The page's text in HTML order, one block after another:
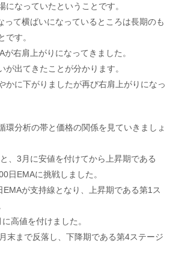
になっていたということです。
って横ばいになっているところは長期のも
です。
右肩上がりになってきました。
が出てきたことが分かります。
かに下がりましたが再び右肩上がりになっ
環分析の帯と価格の関係を見ていきましょ
、3月に安値を付けてから上昇期である
日EMAに挑戦しました。
が支持線となり、上昇期である第1ス
高値を付けました。
末まで反落し、下降期である第4ステージ